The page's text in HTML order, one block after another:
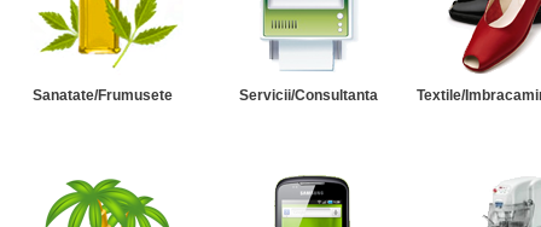
Sanatate/Frumusete Servicii/Consultanta Textile/